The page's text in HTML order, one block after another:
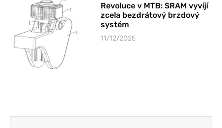
Revoluce v MTB: SRAM vyvíjí
zcela bezdrátový brzdový
systém
11/12/2025